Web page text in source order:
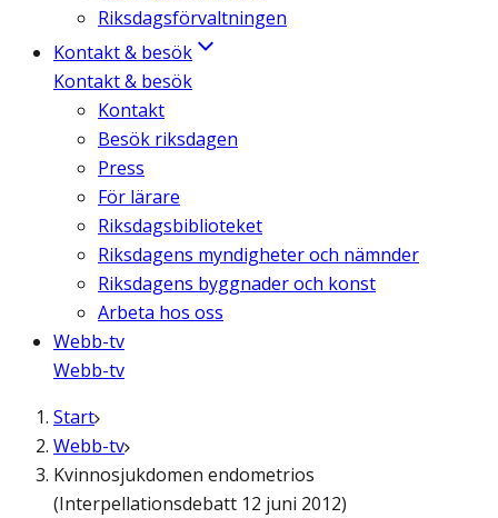
Riksdagsförvaltningen
Kontakt & besök
Kontakt & besök
Kontakt
Besök riksdagen
Press
För lärare
Riksdagsbiblioteket
Riksdagens myndigheter och nämnder
Riksdagens byggnader och konst
Arbeta hos oss
Webb-tv
Webb-tv
Start
Webb-tv
Kvinnosjukdomen endometrios
(Interpellationsdebatt 12 juni 2012)